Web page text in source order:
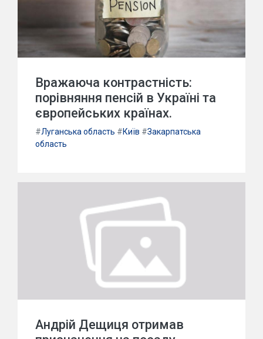
Вражаюча контрастність:
порівняння пенсій в Україні та
європейських країнах.
#Луганська область #Київ #Закарпатська
область
Андрій Дещиця отримав